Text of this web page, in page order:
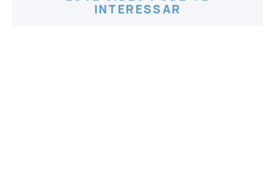
INTERESSAR